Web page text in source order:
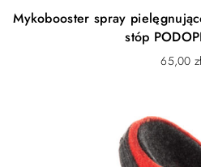
Mykobooster spray
stóp
65,00zł